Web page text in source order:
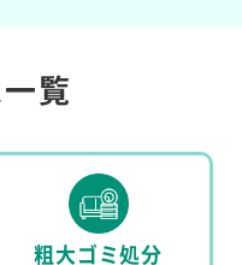
覧
粗大ゴミ処分